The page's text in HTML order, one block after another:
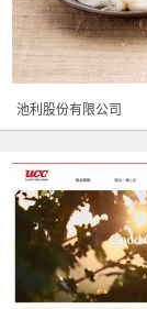
池利股份有限公司